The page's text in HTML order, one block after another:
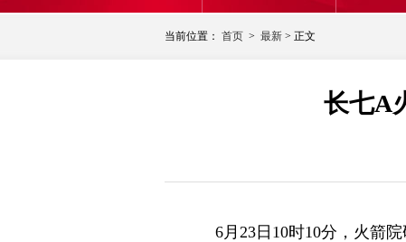
当前位置： 首页 > 最新 > 正文
长七A
6月23日10时10分，火箭院